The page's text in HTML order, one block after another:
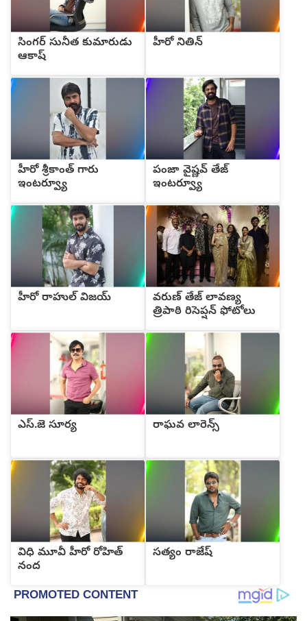
సింగర్ సునీత కుమారుడు
ఆకాష్
హీరో నితిన్
హీరో శ్రీకాంత్ గారు
ఇంటర్వ్యూ
పంజా వైష్ణవ్ తేజ్
ఇంటర్వ్యూ
హీరో రాహుల్ విజయ్
వరుణ్ తేజ్ లావణ్య
త్రిపాఠి రిసెప్షన్ ఫోటోలు
ఎస్.జె సూర్య రాఘవ లారెన్స్
విధి మూవీ హీరో రోహిత్
నంద
సత్యం రాజేష్